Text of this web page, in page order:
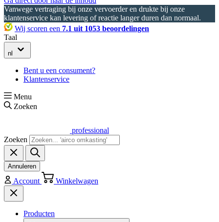
Vanwege vertraging bij onze vervoerder en drukte bij onze
klantenservice kan levering of reactie langer duren dan normaal.
Wij scoren een 7.1 uit 1053 beoordelingen
Taal
nl
Bent u een consument?
Klantenservice
Menu
Zoeken
professional
Zoeken
Annuleren
Account Winkelwagen
Producten